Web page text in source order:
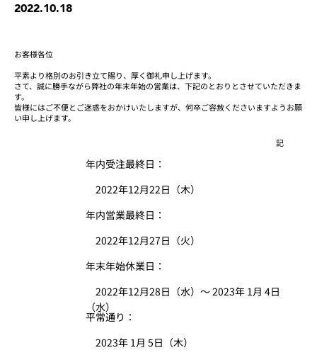
2022.10.18
お客様各位
平素より格別のお引き立て賜り、厚く御礼申し上げます。
さて、誠に勝手ながら弊社の年末年始の営業は、下記のとおりとさせていただきま
す。
皆様にはご不便とご迷惑をおかけいたしますが、何卒ご容赦くださいますようお願
い申し上げます。
記
年内受注最終日：
2022年12月22日（木）
年内営業最終日：
2022年12月27日（火）
年末年始休業日：
2022年12月28日（水）～ 2023年 1月 4日
（水）
平常通り：
2023年 1月 5日（木）